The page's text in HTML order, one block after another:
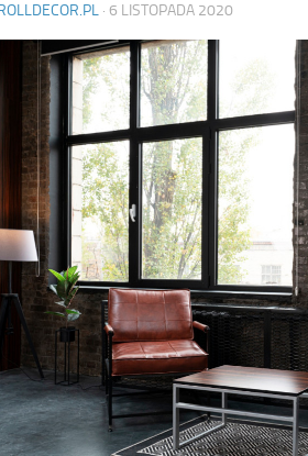
· 6 LISTOPADA 2020